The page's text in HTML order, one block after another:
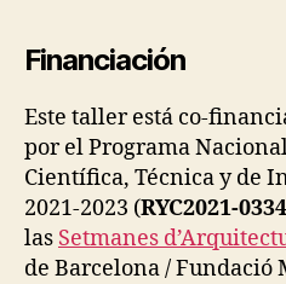
Financiación
Este taller está co-
por el Programa
Científica, Técnica y de
2021-2023 (RYC2021-
las Setmanes
de Barcelona / Fundació